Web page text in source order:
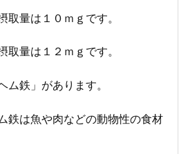
取量は１０ｍｇです。
量は１２ｍｇです。
鉄」があります。
鉄は魚や肉などの動物性の食材